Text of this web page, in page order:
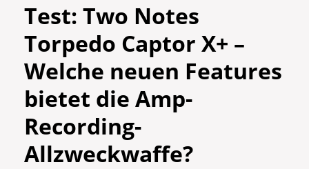
Test: Two Notes
Torpedo Captor X+ –
Welche neuen Features
bietet die Amp-
Recording-
Allzweckwaffe?